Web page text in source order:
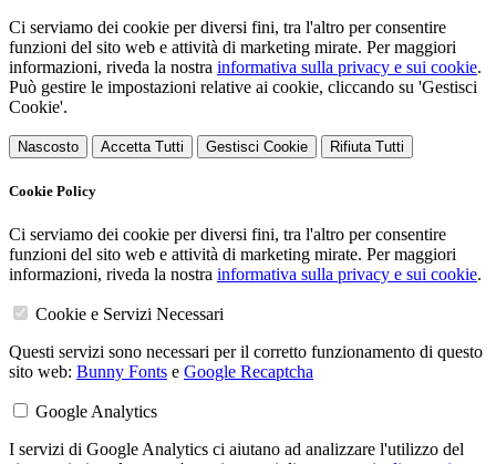
Ci serviamo dei cookie per diversi fini, tra l'altro per consentire
funzioni del sito web e attività di marketing mirate. Per maggiori
informazioni, riveda la nostra informativa sulla privacy e sui cookie.
Può gestire le impostazioni relative ai cookie, cliccando su 'Gestisci
Cookie'.
Nascosto Accetta Tutti Gestisci Cookie Rifiuta Tutti
Cookie Policy
Ci serviamo dei cookie per diversi fini, tra l'altro per consentire
funzioni del sito web e attività di marketing mirate. Per maggiori
informazioni, riveda la nostra informativa sulla privacy e sui cookie.
Cookie e Servizi Necessari
Questi servizi sono necessari per il corretto funzionamento di questo
sito web: Bunny Fonts e Google Recaptcha
Google Analytics
I servizi di Google Analytics ci aiutano ad analizzare l'utilizzo del